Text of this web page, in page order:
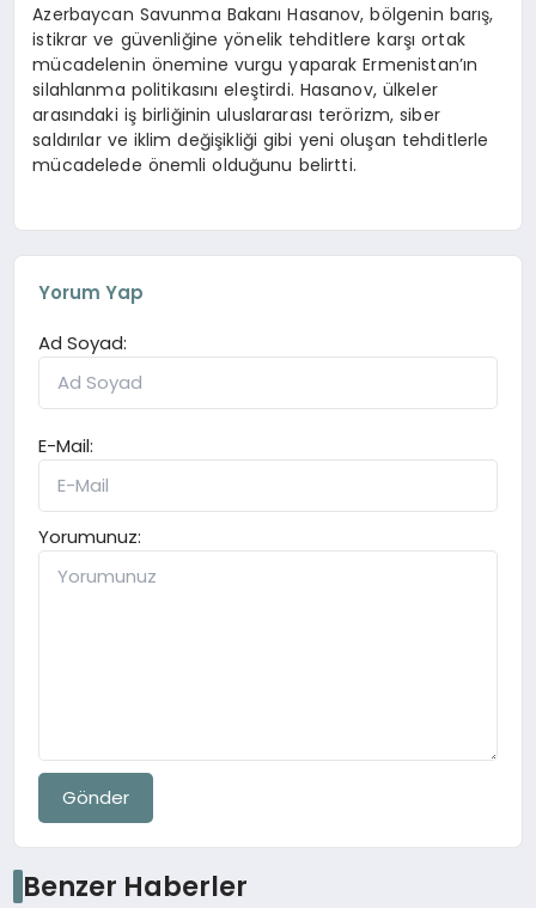
Azerbaycan Savunma Bakanı Hasanov, bölgenin barış,
istikrar ve güvenliğine yönelik tehditlere karşı ortak
mücadelenin önemine vurgu yaparak Ermenistan’ın
silahlanma politikasını eleştirdi. Hasanov, ülkeler
arasındaki iş birliğinin uluslararası terörizm, siber
saldırılar ve iklim değişikliği gibi yeni oluşan tehditlerle
mücadelede önemli olduğunu belirtti.
Yorum Yap
Ad Soyad:
E-Mail:
Yorumunuz:
Gönder
Benzer Haberler